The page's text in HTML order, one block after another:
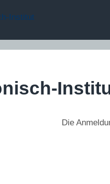
Die